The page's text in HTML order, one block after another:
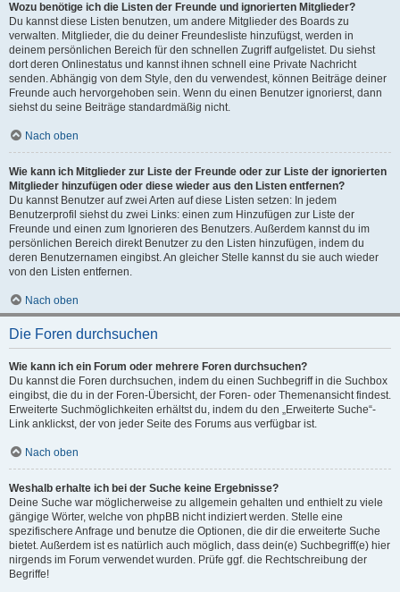
Wozu benötige ich die Listen der Freunde und ignorierten Mitglieder?
Du kannst diese Listen benutzen, um andere Mitglieder des Boards zu
verwalten. Mitglieder, die du deiner Freundesliste hinzufügst, werden in
deinem persönlichen Bereich für den schnellen Zugriff aufgelistet. Du siehst
dort deren Onlinestatus und kannst ihnen schnell eine Private Nachricht
senden. Abhängig von dem Style, den du verwendest, können Beiträge deiner
Freunde auch hervorgehoben sein. Wenn du einen Benutzer ignorierst, dann
siehst du seine Beiträge standardmäßig nicht.
Nach oben
Wie kann ich Mitglieder zur Liste der Freunde oder zur Liste der ignorierten
Mitglieder hinzufügen oder diese wieder aus den Listen entfernen?
Du kannst Benutzer auf zwei Arten auf diese Listen setzen: In jedem
Benutzerprofil siehst du zwei Links: einen zum Hinzufügen zur Liste der
Freunde und einen zum Ignorieren des Benutzers. Außerdem kannst du im
persönlichen Bereich direkt Benutzer zu den Listen hinzufügen, indem du
deren Benutzernamen eingibst. An gleicher Stelle kannst du sie auch wieder
von den Listen entfernen.
Nach oben
Die Foren durchsuchen
Wie kann ich ein Forum oder mehrere Foren durchsuchen?
Du kannst die Foren durchsuchen, indem du einen Suchbegriff in die Suchbox
eingibst, die du in der Foren-Übersicht, der Foren- oder Themenansicht findest.
Erweiterte Suchmöglichkeiten erhältst du, indem du den „Erweiterte Suche“-
Link anklickst, der von jeder Seite des Forums aus verfügbar ist.
Nach oben
Weshalb erhalte ich bei der Suche keine Ergebnisse?
Deine Suche war möglicherweise zu allgemein gehalten und enthielt zu viele
gängige Wörter, welche von phpBB nicht indiziert werden. Stelle eine
spezifischere Anfrage und benutze die Optionen, die dir die erweiterte Suche
bietet. Außerdem ist es natürlich auch möglich, dass dein(e) Suchbegriff(e) hier
nirgends im Forum verwendet wurden. Prüfe ggf. die Rechtschreibung der
Begriffe!